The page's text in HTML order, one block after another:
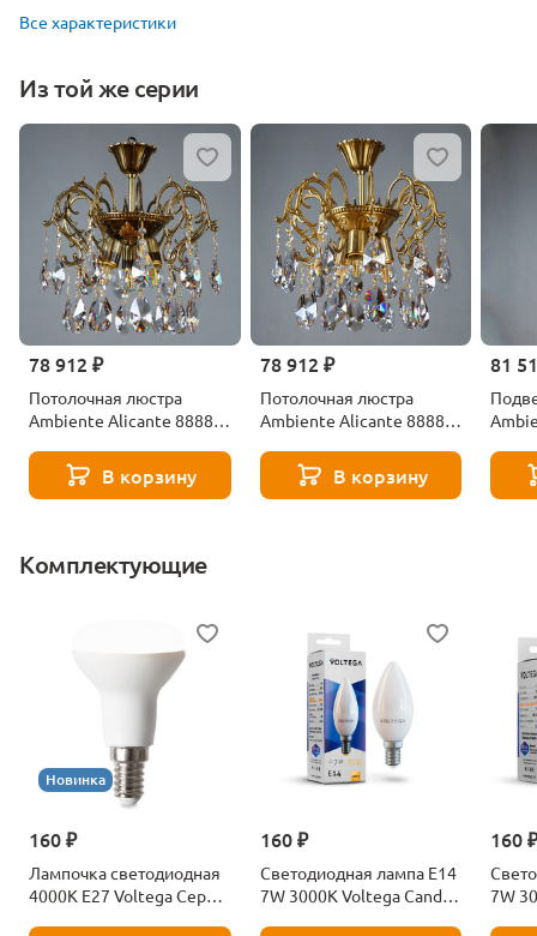
Все характеристики
Из той же серии
78 912 ₽
Потолочная люстра
Ambiente Alicante 8888/3
В корзину
78 912 ₽
Потолочная люстра
Ambiente Alicante 8888/3
В корзину
81
Комплектующие
Новинка
160 ₽
Лампочка светодиодная
4000К Е27 Voltega Серия
160 ₽
Светодиодная лампа E14
7W 3000K Voltega Candle
160
7W